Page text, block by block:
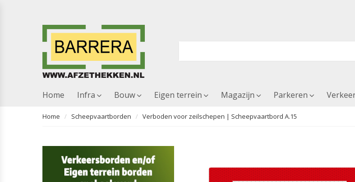
Home Infra Bouw Eigen terrein Magazijn Parkeren
Home Scheepvaartborden Verboden voor zeilschepen | Scheepvaartbord A.15